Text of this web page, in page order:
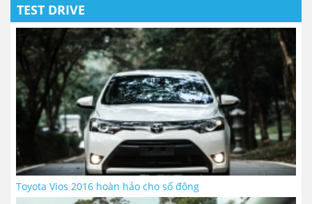
TEST DRIVE
Toyota Vios 2016 hoàn hảo cho số đông